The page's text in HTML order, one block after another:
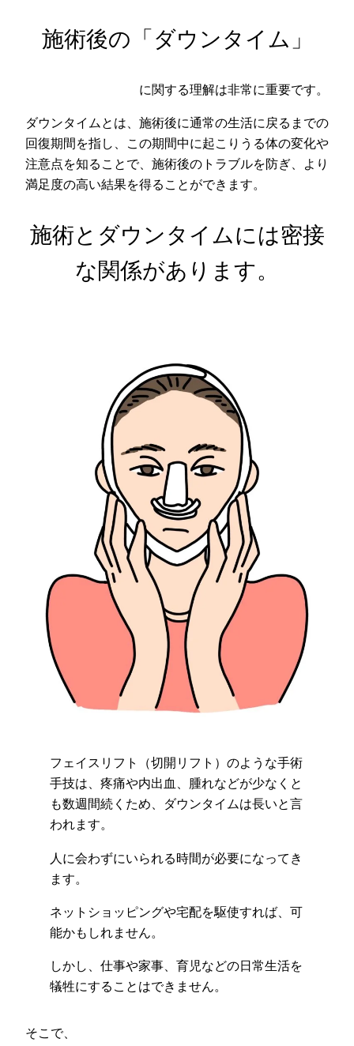
施術後の「ダウンタイム」
に関する理解は非常に重要です。
ダウンタイムとは、施術後に通常の生活に戻るまでの
回復期間を指し、この期間中に起こりうる体の変化や
注意点を知ることで、施術後のトラブルを防ぎ、より
満足度の高い結果を得ることができます。
施術とダウンタイムには密接
な関係があります。
フェイスリフト（切開リフト）のような手術
手技は、疼痛や内出血、腫れなどが少なくと
も数週間続くため、ダウンタイムは長いと言
われます。
人に会わずにいられる時間が必要になってき
ます。
ネットショッピングや宅配を駆使すれば、可
能かもしれません。
しかし、仕事や家事、育児などの日常生活を
犠牲にすることはできません。
そこで、